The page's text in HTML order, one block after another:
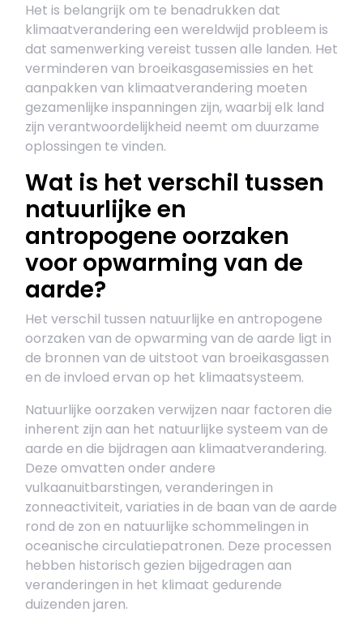
Het is belangrijk om te benadrukken dat
klimaatverandering een wereldwijd probleem is
dat samenwerking vereist tussen alle landen. Het
verminderen van broeikasgasemissies en het
aanpakken van klimaatverandering moeten
gezamenlijke inspanningen zijn, waarbij elk land
zijn verantwoordelijkheid neemt om duurzame
oplossingen te vinden.
Wat is het verschil tussen
natuurlijke en
antropogene oorzaken
voor opwarming van de
aarde?
Het verschil tussen natuurlijke en antropogene
oorzaken van de opwarming van de aarde ligt in
de bronnen van de uitstoot van broeikasgassen
en de invloed ervan op het klimaatsysteem.
Natuurlijke oorzaken verwijzen naar factoren die
inherent zijn aan het natuurlijke systeem van de
aarde en die bijdragen aan klimaatverandering.
Deze omvatten onder andere
vulkaanuitbarstingen, veranderingen in
zonneactiviteit, variaties in de baan van de aarde
rond de zon en natuurlijke schommelingen in
oceanische circulatiepatronen. Deze processen
hebben historisch gezien bijgedragen aan
veranderingen in het klimaat gedurende
duizenden jaren.